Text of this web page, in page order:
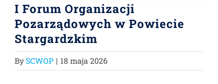
I Forum Organizacji
Pozarządowych w Powiecie
Stargardzkim
BySCWOP | 18 maja 2026